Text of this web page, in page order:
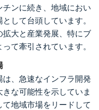
ンに続き、地域におい
して台頭しています。
大と産業発展、特にブ
て牽引されています。
、急速なインフラ開発
な可能性を示していま
地域市場をリードして